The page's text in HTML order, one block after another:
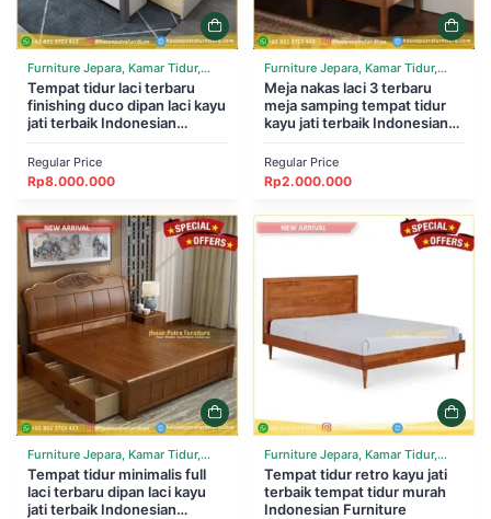
Furniture Jepara, Kamar Tidur,
Tempat Tidur
Tempat tidur laci terbaru
finishing duco dipan laci kayu
jati terbaik Indonesian
Regular Price
Rp8.000.000
Furniture Jepara, Kamar Tidur,
Tempat Tidur
Meja nakas laci 3 terbaru
meja samping tempat tidur
kayu jati terbaik Indonesian
Regular Price
Rp2.000.000
Furniture Jepara, Kamar Tidur,
Tempat Tidur
Tempat tidur minimalis full
laci terbaru dipan laci kayu
jati terbaik Indonesian
Furniture Jepara, Kamar Tidur,
Tempat Tidur
Tempat tidur retro kayu jati
terbaik tempat tidur murah
Indonesian Furniture